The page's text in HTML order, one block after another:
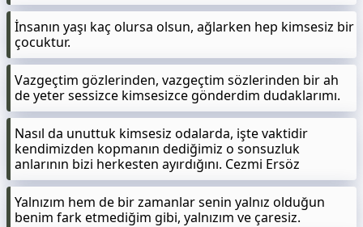
İnsanın yaşı kaç olursa olsun, ağlarken hep kimsesiz bir
çocuktur.
Vazgeçtim gözlerinden, vazgeçtim sözlerinden bir ah
de yeter sessizce kimsesizce gönderdim dudaklarımı.
Nasıl da unuttuk kimsesiz odalarda, işte vaktidir
kendimizden kopmanın dediğimiz o sonsuzluk
anlarının bizi herkesten ayırdığını. Cezmi Ersöz
Yalnızım hem de bir zamanlar senin yalnız olduğun
benim fark etmediğim gibi, yalnızım ve çaresiz.